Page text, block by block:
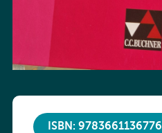
ISBN: 9783661136776